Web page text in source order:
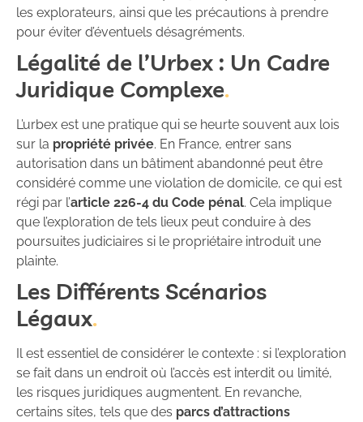
les explorateurs, ainsi que les précautions à prendre
pour éviter d’éventuels désagréments.
Légalité de l’Urbex : Un Cadre
Juridique Complexe
L’urbex est une pratique qui se heurte souvent aux lois
sur la propriété privée. En France, entrer sans
autorisation dans un bâtiment abandonné peut être
considéré comme une violation de domicile, ce qui est
régi par l’article 226-4 du Code pénal. Cela implique
que l’exploration de tels lieux peut conduire à des
poursuites judiciaires si le propriétaire introduit une
plainte.
Les Différents Scénarios
Légaux
Il est essentiel de considérer le contexte : si l’exploration
se fait dans un endroit où l’accès est interdit ou limité,
les risques juridiques augmentent. En revanche,
certains sites, tels que des parcs d’attractions